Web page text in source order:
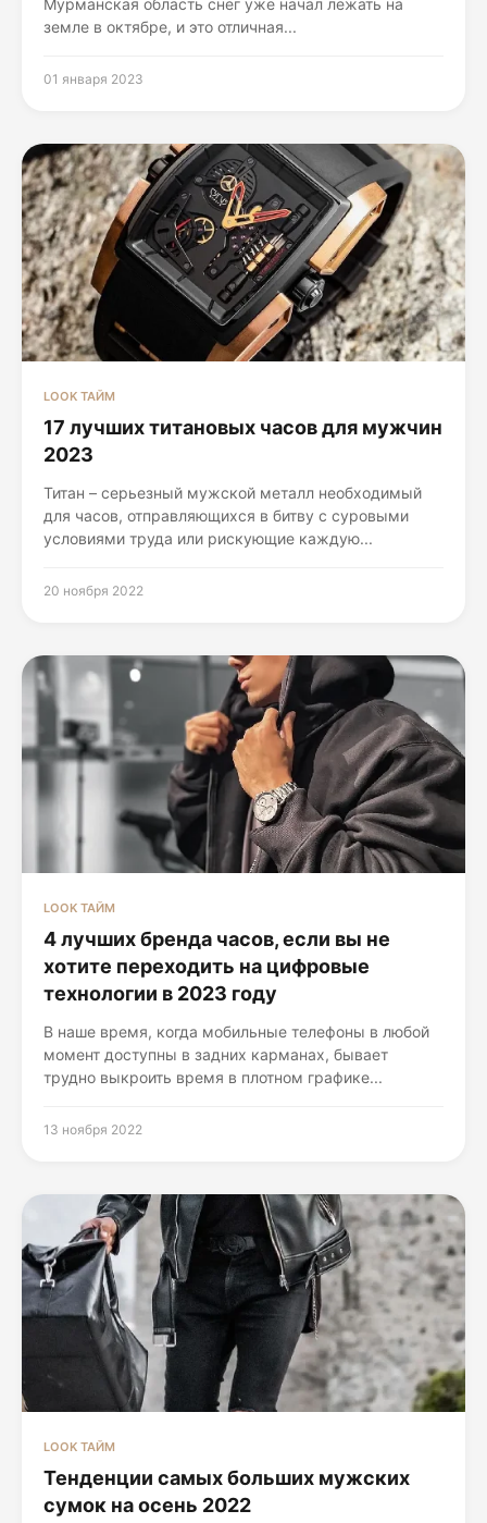
Мурманская область снег уже начал лежать на
земле в октябре, и это отличная...
01 января 2023
LOOK ТАЙМ
17 лучших титановых часов для мужчин
2023
Титан – серьезный мужской металл необходимый
для часов, отправляющихся в битву с суровыми
условиями труда или рискующие каждую...
20 ноября 2022
LOOK ТАЙМ
4 лучших бренда часов, если вы не
хотите переходить на цифровые
технологии в 2023 году
В наше время, когда мобильные телефоны в любой
момент доступны в задних карманах, бывает
трудно выкроить время в плотном графике...
13 ноября 2022
LOOK ТАЙМ
Тенденции самых больших мужских
сумок на осень 2022